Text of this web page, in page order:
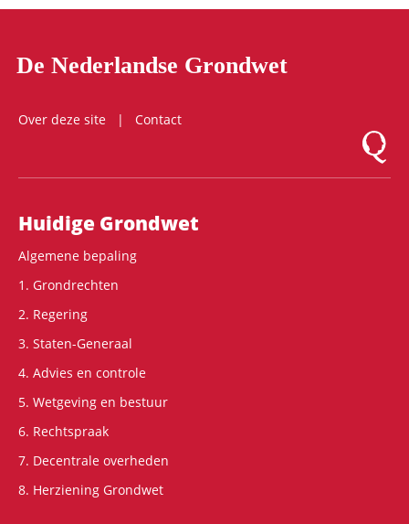
De Nederlandse Grondwet
Over deze site
Contact
Logo
Hoofdnavigatie
Huidige Grondwet
Algemene bepaling
1. Grondrechten
2. Regering
3. Staten-Generaal
4. Advies en controle
5. Wetgeving en bestuur
6. Rechtspraak
7. Decentrale overheden
8. Herziening Grondwet